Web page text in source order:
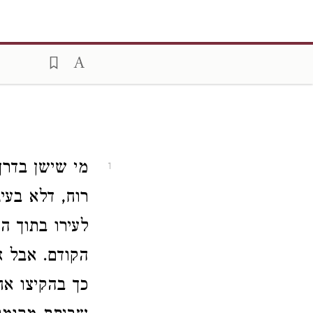
1
מי שישן
רוח, דלא
לעירו בתוך
הקודם. אבל
כך בהקיצו